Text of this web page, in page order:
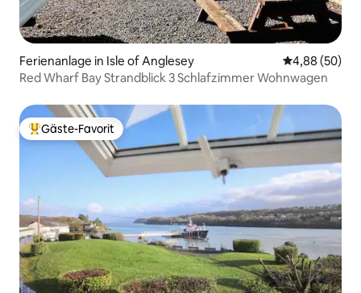
Ferienanlage in Isle of Anglesey
4,88 (50)
Red Wharf Bay Strandblick 3 Schlafzimmer Wohnwagen
Beliebter Gäste-Favorit.
Gäste-Favorit